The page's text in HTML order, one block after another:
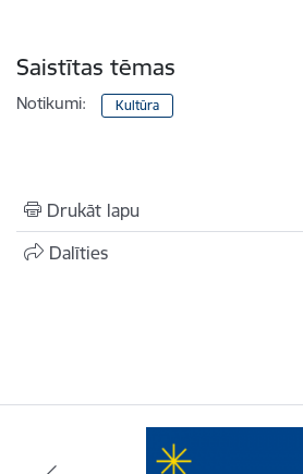
Saistītas tēmas
Notikumi: Kultūra
Drukāt lapu
Dalīties